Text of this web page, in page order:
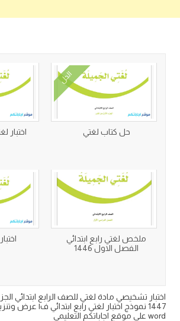
الحل
حل كتاب لغتي اختبار
ملخص لغتي رابع ابتدائي
الفصل الاول 1446
اختبار تشخيصي مادة لغتي للصف الرابع ابتدائي
word على موقع اجاباتكم التعليمي